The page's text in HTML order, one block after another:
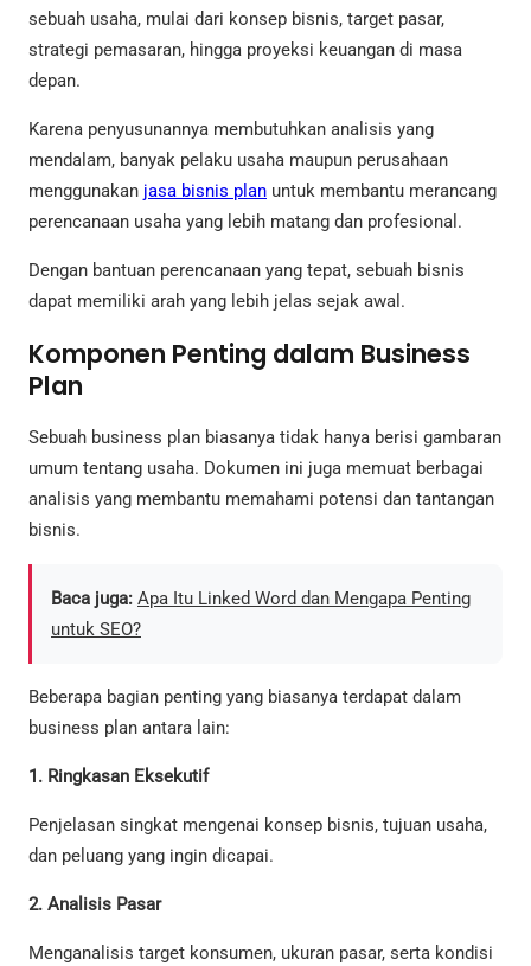
sebuah usaha, mulai dari konsep bisnis, target pasar,
strategi pemasaran, hingga proyeksi keuangan di masa
depan.
Karena penyusunannya membutuhkan analisis yang
mendalam, banyak pelaku usaha maupun perusahaan
menggunakan jasa bisnis plan untuk membantu merancang
perencanaan usaha yang lebih matang dan profesional.
Dengan bantuan perencanaan yang tepat, sebuah bisnis
dapat memiliki arah yang lebih jelas sejak awal.
Komponen Penting dalam Business
Plan
Sebuah business plan biasanya tidak hanya berisi gambaran
umum tentang usaha. Dokumen ini juga memuat berbagai
analisis yang membantu memahami potensi dan tantangan
bisnis.
Baca juga: Apa Itu Linked Word dan Mengapa Penting
untuk SEO?
Beberapa bagian penting yang biasanya terdapat dalam
business plan antara lain:
1. Ringkasan Eksekutif
Penjelasan singkat mengenai konsep bisnis, tujuan usaha,
dan peluang yang ingin dicapai.
2. Analisis Pasar
Menganalisis target konsumen, ukuran pasar, serta kondisi